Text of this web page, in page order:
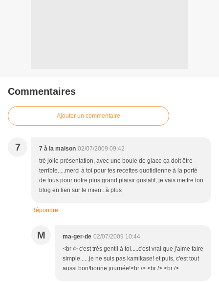
Commentaires
Ajouter un commentaire
7 7 à la maison 02/07/2009 09:42
trè jolie présentation, avec une boule de glace ça doit être
terrible.....merci à toi pour tes recettes quotidienne à la porté
de tous pour notre plus grand plaisir gustatif, je vais mettre ton
blog en lien sur le mien...à plus
Répondre
M ma-ger-de 02/07/2009 10:44
<br /> c'est très gentil à toi.....c'est vrai que j'aime faire
simple......je ne suis pas kamikase! et puis, c'est tout
aussi bon!bonne journée!<br /> <br /> <br />